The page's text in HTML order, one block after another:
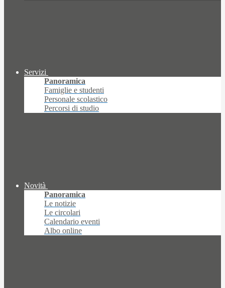
Servizi
Panoramica
Famiglie e studenti
Personale scolastico
Percorsi di studio
Novità
Panoramica
Le notizie
Le circolari
Calendario eventi
Albo online